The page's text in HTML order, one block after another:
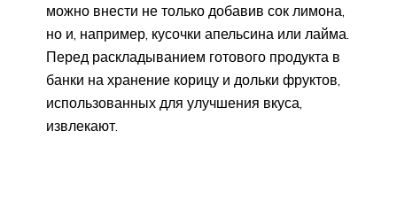
можно внести не только добавив сок лимона,
но и, например, кусочки апельсина или лайма.
Перед раскладыванием готового продукта в
банки на хранение корицу и дольки фруктов,
использованных для улучшения вкуса,
извлекают.